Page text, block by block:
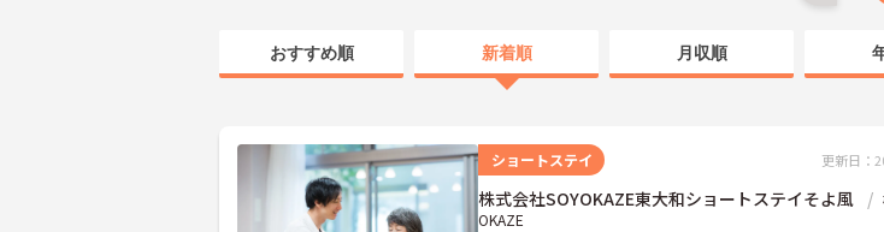
おすすめ順 新着順 月収順
ショートステイ 更新日：
株式会社SOYOKAZE東大和ショートステイそよ風
OKAZE